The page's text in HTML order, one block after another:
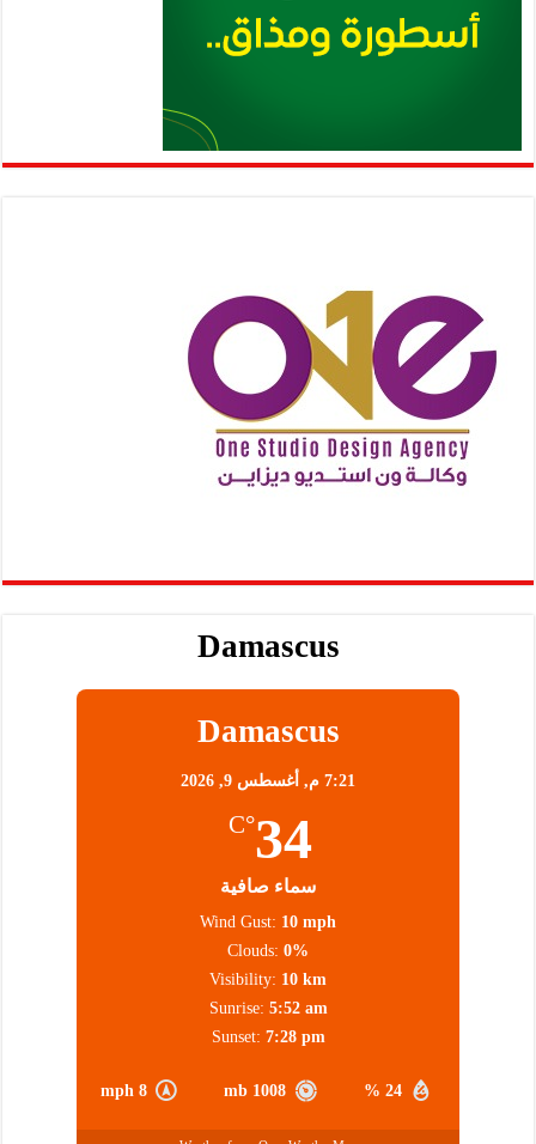
Damascus
Damascus
7:21 م, أغسطس 9, 2026
34
°C
سماء صافية
24 %
1008 mb
8 mph
Wind Gust: 10 mph
Clouds: 0%
Visibility: 10 km
Sunrise: 5:52 am
Sunset: 7:28 pm